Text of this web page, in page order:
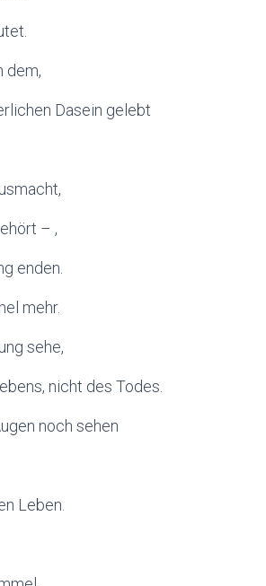
dem,
Dasein gelebt
– ,
enden.
mehr.
sehe,
nicht des Todes.
noch sehen
Leben.